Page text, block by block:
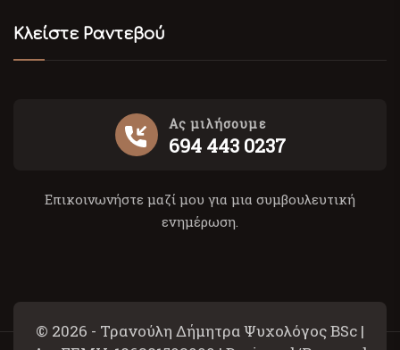
Κλείστε Ραντεβού
Ας μιλήσουμε
694 443 0237
Επικοινωνήστε μαζί μου για μια συμβουλευτική
ενημέρωση.
© 2026 - Τρανούλη Δήμητρα Ψυχολόγος BSc |